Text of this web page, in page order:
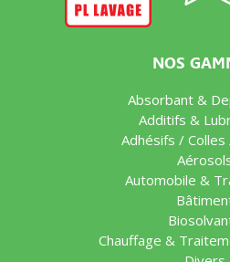
NOS
Absorbant &
Additifs &
Adhésifs / Colles
Automobile &
Chauffage &